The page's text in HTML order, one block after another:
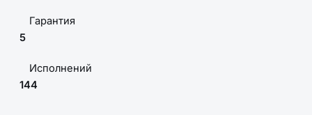
Гарантия
5
Исполнений
144